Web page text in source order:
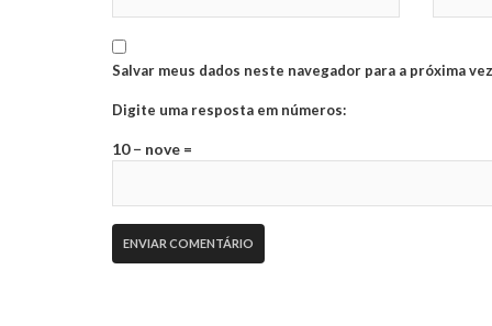
Salvar meus dados neste navegador para a próxima
Digite uma resposta em números:
10 − nove =